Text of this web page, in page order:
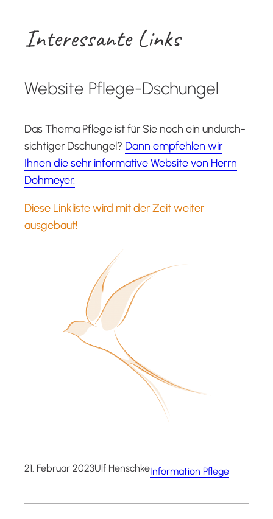
Inter­es­san­te Links
Web­site Pflege-Dschungel
Das The­ma Pfle­ge ist für Sie noch ein undurch­
sich­ti­ger Dschun­gel? Dann emp­feh­len wir
Ihnen die sehr infor­ma­ti­ve Web­site von Herrn
Doh­mey­er.
Die­se Link­lis­te wird mit der Zeit wei­ter
ausgebaut!
21. Februar 2023Ulf HenschkeInformation Pflege